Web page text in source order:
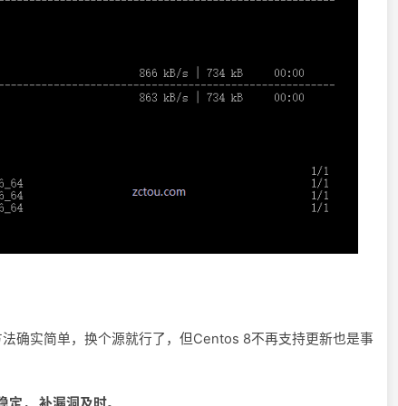
确实简单，换个源就行了，但Centos 8不再支持更新也是事